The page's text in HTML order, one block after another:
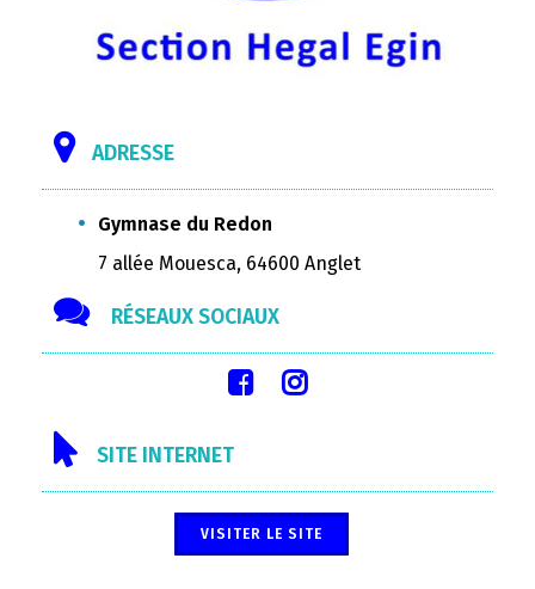
ADRESSE
Gymnase du Redon
7 allée Mouesca, 64600 Anglet
RÉSEAUX SOCIAUX
SITE INTERNET
VISITER LE SITE